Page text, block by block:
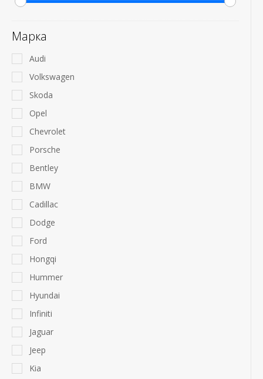
Марка
Audi
Volkswagen
Skoda
Opel
Chevrolet
Porsche
Bentley
BMW
Cadillac
Dodge
Ford
Hongqi
Hummer
Hyundai
Infiniti
Jaguar
Jeep
Kia